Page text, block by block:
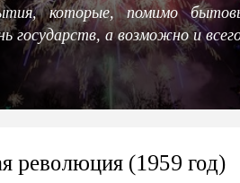
которые, помимо
государств, а возможно и
революция (1959 год)